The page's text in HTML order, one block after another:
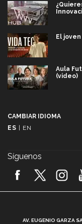
El
Aula
(video)
2026!
CAMBIAR IDIOMA
ES | EN
Síguenos
AV. EUGENIO GARZA